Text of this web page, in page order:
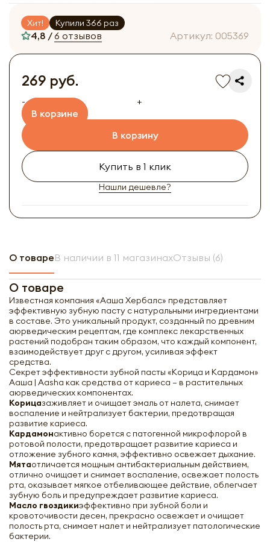
Хит! Купили 366 раз
4,8 /6 отзывов Артикул: 005369
269 руб.
-
+
В корзине
В корзину
Купить в 1 клик
Нашли дешевле?
О товареВ наличии в 11 магазинахОтзывы (6)
О товаре
Известная компания «Ааша Хербалс» представляет
эффективную зубную пасту с натуральными ингредиентами
в составе. Это уникальный продукт, созданный по древним
аюрведическим рецептам, где комплекс лекарственных
растений подобран таким образом, что каждый компонент,
взаимодействует друг с другом, усиливая эффект
средства.
Секрет эффективности зубной пасты «Корица и Кардамон»
Ааша | Aasha как средства от кариеса – в растительных
аюрведических компонентах.
Корицазаживляет и очищает эмаль от налета, снимает
воспаление и нейтрализует бактерии, предотвращая
развитие кариеса.
Кардамонактивно борется с патогенной микрофлорой в
ротовой полости, предотвращает развитие кариеса и
отложение зубного камня, эффективно освежает дыхание.
Мятаотличается мощным антибактериальным действием,
отлично очищает и снимает воспаление, освежает полость
рта, оказывает мягкое отбеливающее действие, облегчает
зубную боль и предупреждает развитие кариеса.
Масло гвоздикиэффективно при зубной боли и
кровоточивости десен, прекрасно освежает и очищает
полость рта, снимает налет и нейтрализует патологические
бактерии.